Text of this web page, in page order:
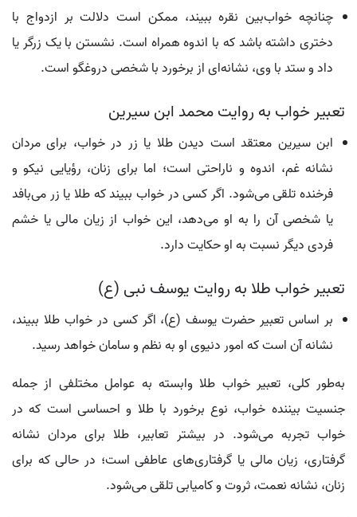
چنانچه خواب‌بین نقره ببیند، ممکن است دلالت بر ازدواج با
دختری داشته باشد که با اندوه همراه است. نشستن با یک زرگر یا
داد و ستد با وی، نشانه‌ای از برخورد با شخصی دروغگو است.
تعبیر خواب به روایت محمد ابن سیرین
ابن سیرین معتقد است دیدن طلا یا زر در خواب، برای مردان
نشانه غم، اندوه و ناراحتی است؛ اما برای زنان، رؤیایی نیکو و
فرخنده تلقی می‌شود. اگر کسی در خواب ببیند که طلا یا زر می‌بافد
یا شخصی آن را به او می‌دهد، این خواب از زیان مالی یا خشم
فردی دیگر نسبت به او حکایت دارد.
تعبیر خواب طلا به روایت یوسف نبی (ع)
بر اساس تعبیر حضرت یوسف (ع)، اگر کسی در خواب طلا ببیند،
نشانه آن است که امور دنیوی او به نظم و سامان خواهد رسید.
به‌طور کلی، تعبیر خواب طلا وابسته به عوامل مختلفی از جمله
جنسیت بیننده خواب، نوع برخورد با طلا و احساسی است که در
خواب تجربه می‌شود. در بیشتر تعابیر، طلا برای مردان نشانه
گرفتاری، زیان مالی یا گرفتاری‌های عاطفی است؛ در حالی که برای
زنان، نشانه نعمت، ثروت و کامیابی تلقی می‌شود.